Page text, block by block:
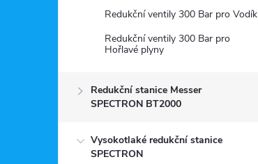
Redukční ventily 300 Bar pro Vodík
Redukční ventily 300 Bar pro
Hořlavé plyny
Redukční stanice Messer
SPECTRON BT2000
Vysokotlaké redukční stanice
SPECTRON